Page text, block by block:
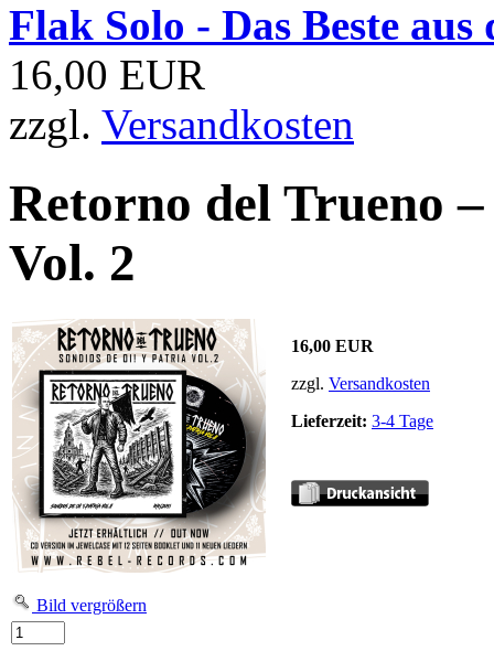
Flak Solo - Das Beste
16,00 EUR
zzgl. Versandkosten
Retorno del Trueno
Vol. 2
Bild vergrößern
16,00 EUR
zzgl. Versandkosten
Lieferzeit: 3-4 Tage